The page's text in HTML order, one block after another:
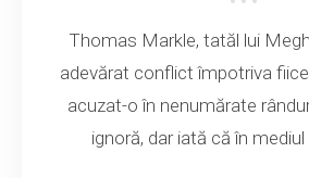
Thomas Markle, tatăl lui
adevărat conflict împotriva
acuzat-o în nenumărate
ignoră, dar iată că în mediul